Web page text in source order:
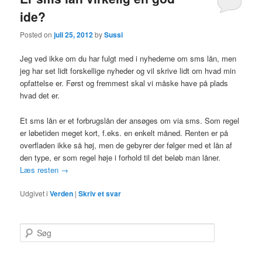
ide?
Posted onjuli 25, 2012bySussi
Jeg ved ikke om du har fulgt med i nyhederne om sms lån, men
jeg har set lidt forskellige nyheder og vil skrive lidt om hvad min
opfattelse er. Først og fremmest skal vi måske have på plads
hvad det er.
Et sms lån er et forbrugslån der ansøges om via sms. Som regel
er løbetiden meget kort, f.eks. en enkelt måned. Renten er på
overfladen ikke så høj, men de gebyrer der følger med et lån af
den type, er som regel høje i forhold til det beløb man låner.
Læs resten →
Udgivet i Verden |Skriv et svar
ø